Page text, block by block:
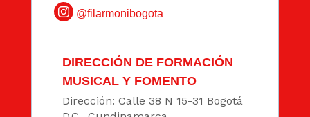
@filarmonibogota
DIRECCIÓN DE FORMACIÓN
MUSICAL Y FOMENTO
Dirección: Calle 38 N 15-31 Bogotá